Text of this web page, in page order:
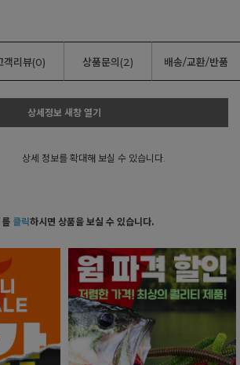
객리뷰(0) 상품문의(2) 배송/교환/반품
상세정보 새창 열기
상세 정보를 확대해 보실 수 있습니다.
클릭하시면 상품을 보실 수 있습니다.